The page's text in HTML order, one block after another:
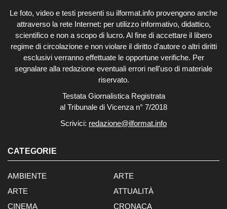
Le foto, video e testi presenti su ilformat.info provengono anche
attraverso la rete Internet: per utilizzo informativo, didattico,
scientifico e non a scopo di lucro. Al fine di accettare il libero
regime di circolazione e non violare il diritto d'autore o altri diritti
esclusivi verranno effettuate le opportune verifiche. Per
segnalare alla redazione eventuali errori nell'uso di materiale
riservato.
Testata Giornalistica Registrata
al Tribunale di Vicenza n° 7/2018
Scrivici: redazione@ilformat.info
CATEGORIE
AMBIENTE
ARTE
ARTE
ATTUALITÀ
CINEMA
CRONACA